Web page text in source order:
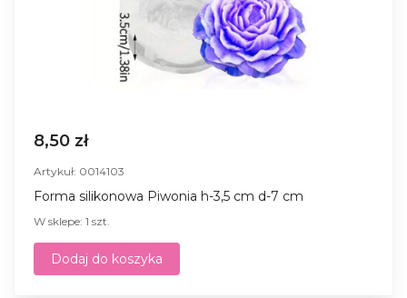
8,50 zł
Artykuł: 0014103
Forma silikonowa Piwonia h-3,5 cm d-7 cm
W sklepe: 1 szt.
Dodaj do koszyka